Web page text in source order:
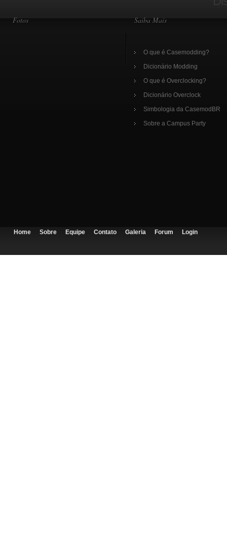
Fotos Saiba Mais
O que é Casemodding?
Dicionário Modding
O que é Overclocking?
Dicionário Overclock
Simbologia da CasemodBR
Sobre a Campus Party
Home Sobre Equipe Contato Galeria Forum Login